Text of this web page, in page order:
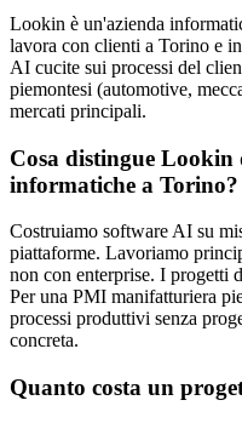
Lookin è un'azienda
lavora con clienti a Torino e
AI cucite sui processi del
piemontesi (automotive,
mercati principali.
Cosa distingue Lookin
informatiche a Torino?
Costruiamo software AI su
piattaforme. Lavoriamo
non con enterprise. I progetti
Per una PMI manifatturiera
processi produttivi senza
concreta.
Quanto costa un